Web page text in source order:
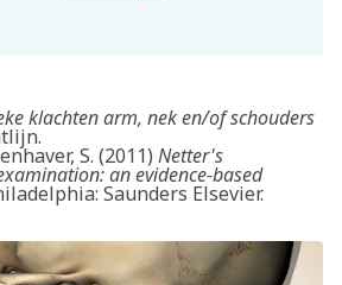
klachten arm, nek en/of schouders
S. (2011) Netter's
an evidence-based
Saunders Elsevier.